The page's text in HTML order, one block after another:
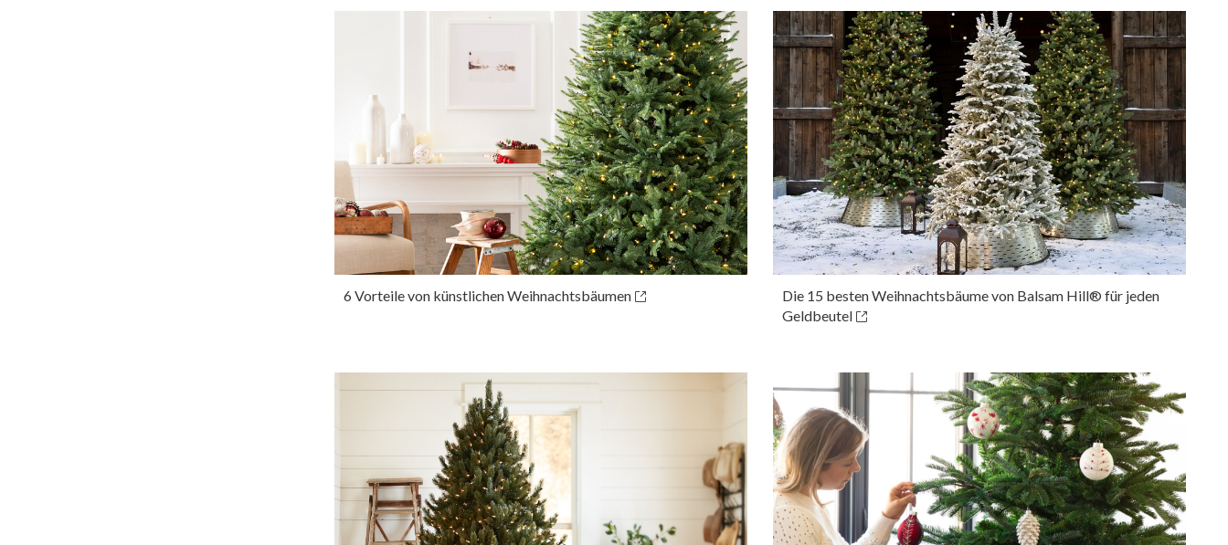
6 Vorteile von künstlichen Weihnachtsbäumen
Die 15 besten Weihnachtsbäume von Balsam Hill® für jeden
Geldbeutel